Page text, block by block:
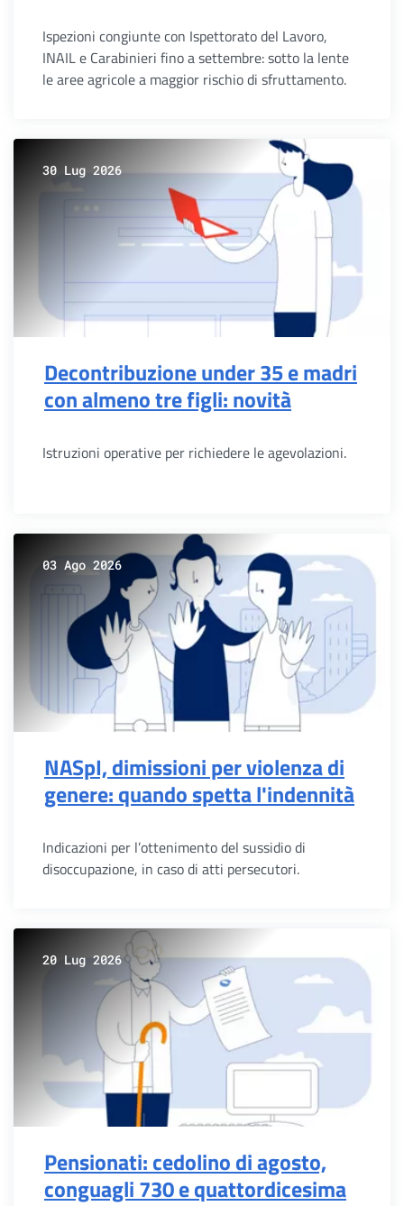
Ispezioni congiunte con Ispettorato del Lavoro,
INAIL e Carabinieri fino a settembre: sotto la lente
le aree agricole a maggior rischio di sfruttamento.
30 Lug 2026
Decontribuzione under 35 e madri
con almeno tre figli: novità
Istruzioni operative per richiedere le agevolazioni.
03 Ago 2026
NASpI, dimissioni per violenza di
genere: quando spetta l'indennità
Indicazioni per l’ottenimento del sussidio di
disoccupazione, in caso di atti persecutori.
20 Lug 2026
Pensionati: cedolino di agosto,
conguagli 730 e quattordicesima